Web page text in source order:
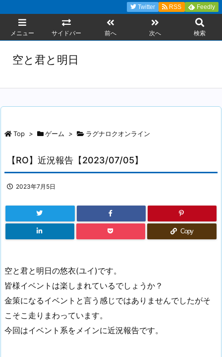
メニュー サイドバー 前へ 次へ 検索
Twitter RSS Feedly
空と君と明日
Top > ゲーム > ラグナロクオンライン
【RO】近況報告【2023/07/05】
2023年7月5日
Copy
空と君と明日の悠衣(ユイ)です。
皆様イベントは楽しまれているでしょうか？
金策になるイベントと言う感じではありませんでしたがそ
こそこ走りまわっています。
今回はイベント系をメインに近況報告です。